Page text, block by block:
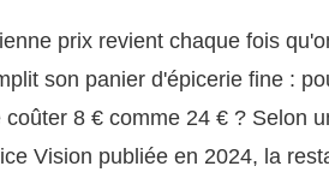
prix revient chaque fois
son panier d'épicerie fine :
8 € comme 24 € ? Selon
Vision publiée en 2024, la